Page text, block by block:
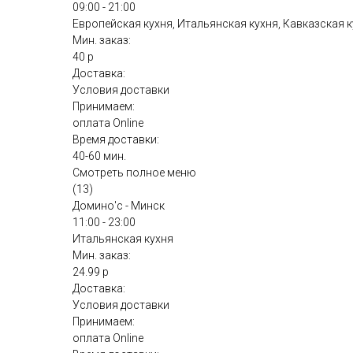
09:00 - 21:00
Европейская кухня, Итальянская кухня, Кавказская
Мин. заказ:
40 р
Доставка:
Условия доставки
Принимаем:
оплата Online
Время доставки:
40-60 мин.
Смотреть полное меню
(13)
Домино'с - Минск
11:00 - 23:00
Итальянская кухня
Мин. заказ:
24.99 р
Доставка:
Условия доставки
Принимаем:
оплата Online